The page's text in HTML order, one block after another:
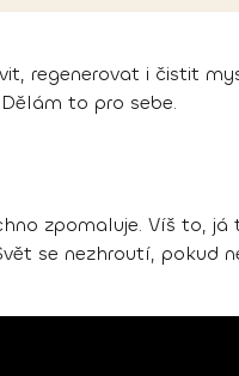
regenerovat i čistit
to pro sebe.
zpomaluje. Víš to,
se nezhroutí, pokud